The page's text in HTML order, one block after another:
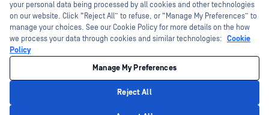
Programa de parceiros de canal
©2026 OPSWAT . Todos os direitos reservados. OPSWAT, MetaDefender, Metascan,
MetaAccess, o OPSWAT , Trust no File. Trust No Device., OPSWAT , Protecting the
World's Critical Infrastructure, Deep CDR™ Technology, InQuest, o logótipo da
InQuest, DFI, RetroHunt, Deep File Inspection e Join the Hunt são marcas
comerciais da OPSWAT . As marcas comerciais de terceiros são propriedade dos
seus respetivos proprietários.
Política de privacidade
As suas opções de privacidade na Califórnia
your personal data being processed by all cookies and other technologies
on our website. Click “Reject All” to refuse, or “Manage My Preferences” to
manage your choices. See our Cookie Policy for more details on the how
we process your data through cookies and similar technologies: Cookie
Policy
Manage My Preferences
Reject All